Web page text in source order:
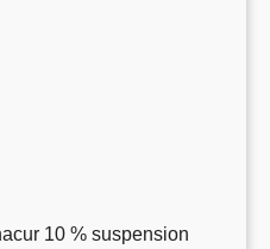
10 % suspension